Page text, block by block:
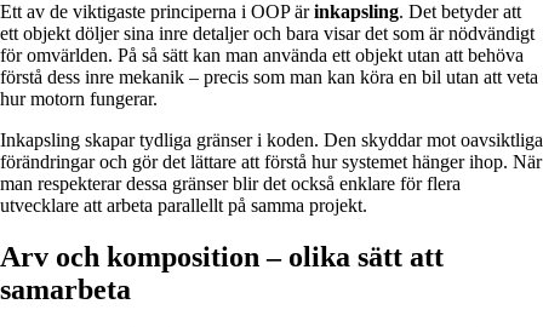
Ett av de viktigaste principerna i OOP ärinkapsling. Det betyder att
ett objekt döljer sina inre detaljer och bara visar det som är nödvändigt
för omvärlden. På så sätt kan man använda ett objekt utan att behöva
förstå dess inre mekanik – precis som man kan köra en bil utan att veta
hur motorn fungerar.
Inkapsling skapar tydliga gränser i koden. Den skyddar mot oavsiktliga
förändringar och gör det lättare att förstå hur systemet hänger ihop. När
man respekterar dessa gränser blir det också enklare för flera
utvecklare att arbeta parallellt på samma projekt.
Arv och komposition – olika sätt att
samarbeta